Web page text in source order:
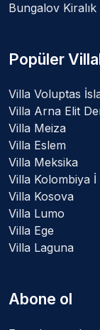
Bungalov Kiralık
Popüler
Villa Voluptas
Villa Arna Elit
Villa Meiza
Villa Eslem
Villa Meksika
Villa Kolombiya İ
Villa Kosova
Villa Lumo
Villa Ege
Villa Laguna
Abone ol